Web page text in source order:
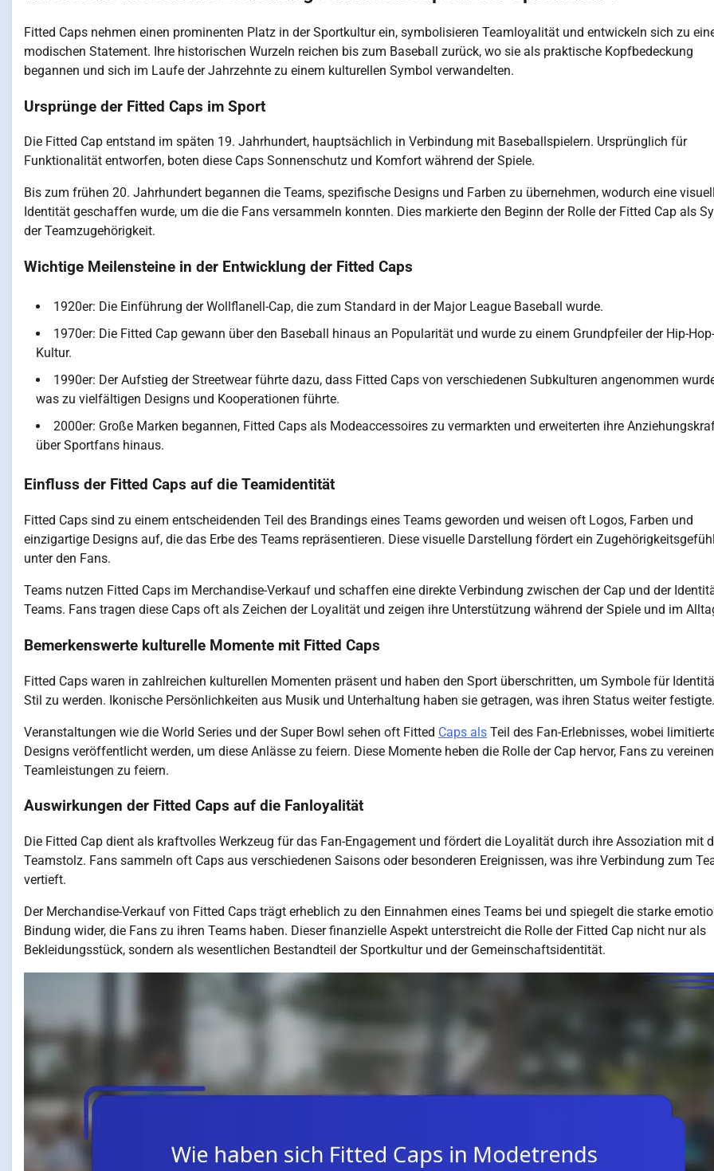
Fitted Caps nehmen einen prominenten Platz in der Sportkultur ein, symbolisieren Teamloyalität und entwickeln sich zu
modischen Statement. Ihre historischen Wurzeln reichen bis zum Baseball zurück, wo sie als praktische Kopfbedeckung
begannen und sich im Laufe der Jahrzehnte zu einem kulturellen Symbol verwandelten.
Ursprünge der Fitted Caps im Sport
Die Fitted Cap entstand im späten 19. Jahrhundert, hauptsächlich in Verbindung mit Baseballspielern. Ursprünglich für
Funktionalität entworfen, boten diese Caps Sonnenschutz und Komfort während der Spiele.
Bis zum frühen 20. Jahrhundert begannen die Teams, spezifische Designs und Farben zu übernehmen, wodurch eine
Identität geschaffen wurde, um die die Fans versammeln konnten. Dies markierte den Beginn der Rolle der Fitted Cap als
der Teamzugehörigkeit.
Wichtige Meilensteine in der Entwicklung der Fitted Caps
1920er: Die Einführung der Wollflanell-Cap, die zum Standard in der Major League Baseball wurde.
1970er: Die Fitted Cap gewann über den Baseball hinaus an Popularität und wurde zu einem Grundpfeiler der Hip-Hop-
Kultur.
1990er: Der Aufstieg der Streetwear führte dazu, dass Fitted Caps von verschiedenen Subkulturen angenommen
was zu vielfältigen Designs und Kooperationen führte.
2000er: Große Marken begannen, Fitted Caps als Modeaccessoires zu vermarkten und erweiterten ihre
über Sportfans hinaus.
Einfluss der Fitted Caps auf die Teamidentität
Fitted Caps sind zu einem entscheidenden Teil des Brandings eines Teams geworden und weisen oft Logos, Farben und
einzigartige Designs auf, die das Erbe des Teams repräsentieren. Diese visuelle Darstellung fördert ein Zugehörigkeitsgefühl
unter den Fans.
Teams nutzen Fitted Caps im Merchandise-Verkauf und schaffen eine direkte Verbindung zwischen der Cap und der
Teams. Fans tragen diese Caps oft als Zeichen der Loyalität und zeigen ihre Unterstützung während der Spiele und im
Bemerkenswerte kulturelle Momente mit Fitted Caps
Fitted Caps waren in zahlreichen kulturellen Momenten präsent und haben den Sport überschritten, um Symbole für
Stil zu werden. Ikonische Persönlichkeiten aus Musik und Unterhaltung haben sie getragen, was ihren Status weiter festigte.
Veranstaltungen wie die World Series und der Super Bowl sehen oft Fitted Caps als Teil des Fan-Erlebnisses, wobei
Designs veröffentlicht werden, um diese Anlässe zu feiern. Diese Momente heben die Rolle der Cap hervor, Fans zu
Teamleistungen zu feiern.
Auswirkungen der Fitted Caps auf die Fanloyalität
Die Fitted Cap dient als kraftvolles Werkzeug für das Fan-Engagement und fördert die Loyalität durch ihre Assoziation mit
Teamstolz. Fans sammeln oft Caps aus verschiedenen Saisons oder besonderen Ereignissen, was ihre Verbindung zum
vertieft.
Der Merchandise-Verkauf von Fitted Caps trägt erheblich zu den Einnahmen eines Teams bei und spiegelt die starke
Bindung wider, die Fans zu ihren Teams haben. Dieser finanzielle Aspekt unterstreicht die Rolle der Fitted Cap nicht nur als
Bekleidungsstück, sondern als wesentlichen Bestandteil der Sportkultur und der Gemeinschaftsidentität.